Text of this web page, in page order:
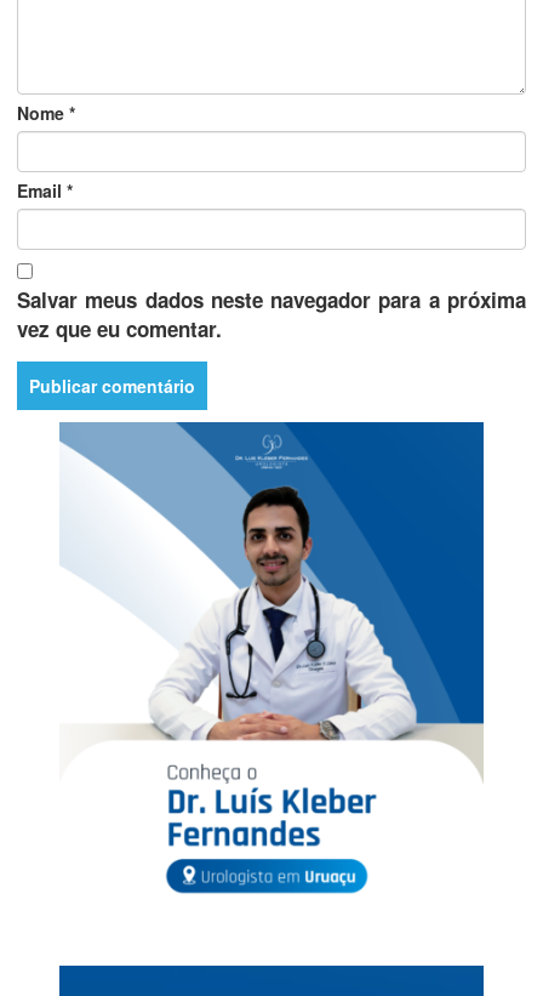
Nome *
Email *
Salvar meus dados neste navegador para a próxima
vez que eu comentar.